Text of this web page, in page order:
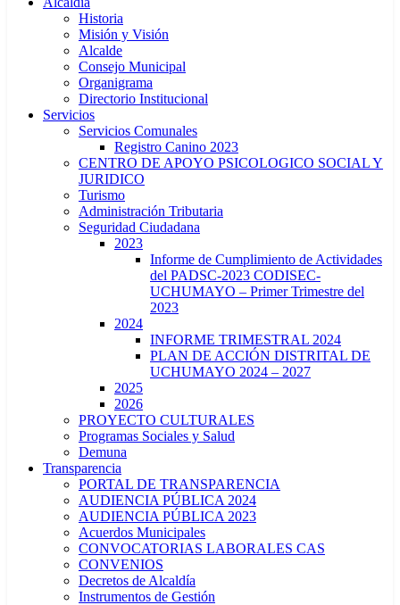
Historia
Misión y Visión
Alcalde
Consejo Municipal
Organigrama
Directorio Institucional
Servicios
Servicios Comunales
Registro Canino 2023
CENTRO DE APOYO PSICOLOGICO SOCIAL Y
JURIDICO
Turismo
Administración Tributaria
Seguridad Ciudadana
2023
Informe de Cumplimiento de Actividades
del PADSC-2023 CODISEC-
UCHUMAYO – Primer Trimestre del
2023
2024
INFORME TRIMESTRAL 2024
PLAN DE ACCIÓN DISTRITAL DE
UCHUMAYO 2024 – 2027
2025
2026
PROYECTO CULTURALES
Programas Sociales y Salud
Demuna
Transparencia
PORTAL DE TRANSPARENCIA
AUDIENCIA PÚBLICA 2024
AUDIENCIA PÚBLICA 2023
Acuerdos Municipales
CONVOCATORIAS LABORALES CAS
CONVENIOS
Decretos de Alcaldía
Instrumentos de Gestión